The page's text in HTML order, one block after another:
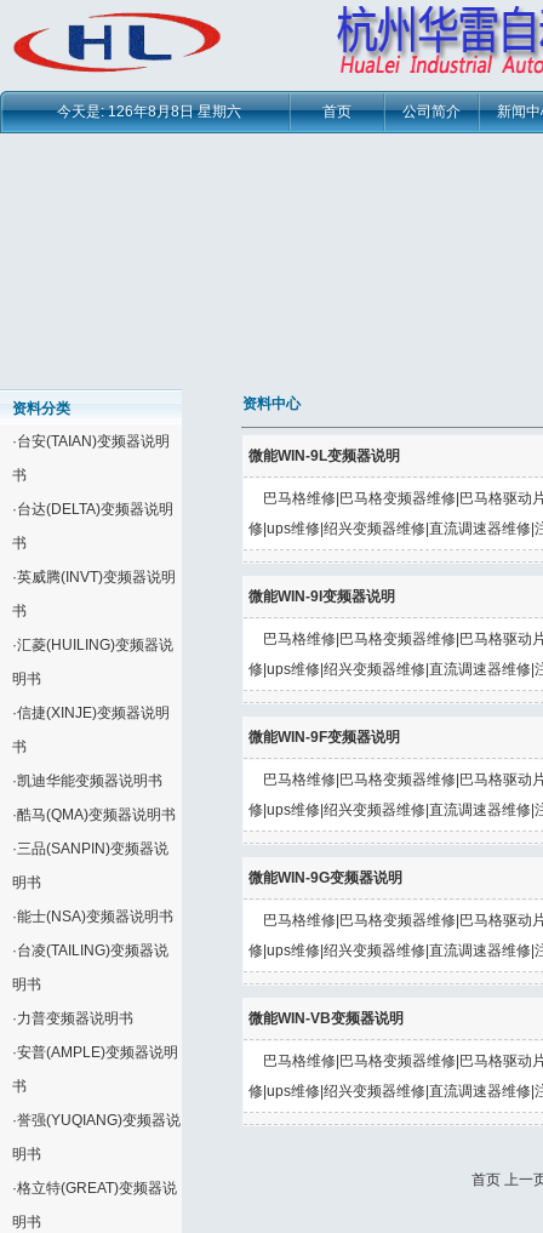
新闻
公司简介
首页
今天是:126年8月8日 星期六
资料分类
·台安(TAIAN)变频器说明
书
·台达(DELTA)变频器说明
书
·英威腾(INVT)变频器说明
书
·汇菱(HUILING)变频器说
明书
·信捷(XINJE)变频器说明
书
·凯迪华能变频器说明书
·酷马(QMA)变频器说明书
·三品(SANPIN)变频器说
明书
·能士(NSA)变频器说明书
·台凌(TAILING)变频器说
明书
·力普变频器说明书
·安普(AMPLE)变频器说明
书
·誉强(YUQIANG)变频器说
明书
·格立特(GREAT)变频器说
明书
资料中心
微能WIN-9L变频器说明
巴马格维修|巴马格变频器维修|巴马格驱动
修|ups维修|绍兴变频器维修|直流调速器维修|
微能WIN-9I变频器说明
巴马格维修|巴马格变频器维修|巴马格驱动
修|ups维修|绍兴变频器维修|直流调速器维修|
微能WIN-9F变频器说明
巴马格维修|巴马格变频器维修|巴马格驱动
修|ups维修|绍兴变频器维修|直流调速器维修|
微能WIN-9G变频器说明
巴马格维修|巴马格变频器维修|巴马格驱动
修|ups维修|绍兴变频器维修|直流调速器维修|
微能WIN-VB变频器说明
巴马格维修|巴马格变频器维修|巴马格驱动
修|ups维修|绍兴变频器维修|直流调速器维修|
首页 上一